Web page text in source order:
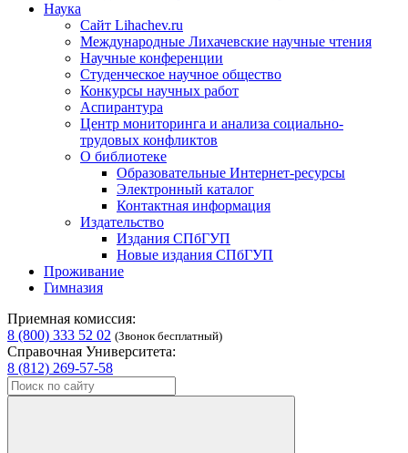
Наука
Сайт Lihachev.ru
Международные Лихачевские научные чтения
Научные конференции
Студенческое научное общество
Конкурсы научных работ
Аспирантура
Центр мониторинга и анализа социально-
трудовых конфликтов
О библиотеке
Образовательные Интернет-ресурсы
Электронный каталог
Контактная информация
Издательство
Издания СПбГУП
Новые издания СПбГУП
Проживание
Гимназия
Приемная комиссия:
8 (800) 333 52 02 (Звонок бесплатный)
Справочная Университета:
8 (812) 269-57-58